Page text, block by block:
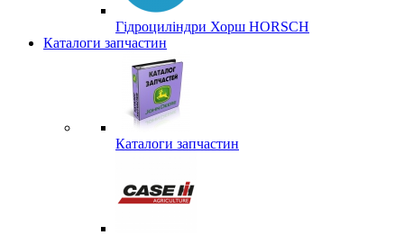
Гідроциліндри Хорш HORSCH
Каталоги запчастин
Каталоги запчастин